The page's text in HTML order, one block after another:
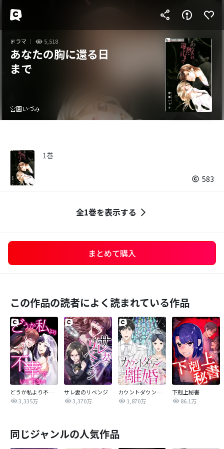
ドラマ 5,518
あなたの胸に還る日
まで
宮園いづみ
1巻
583
全1巻を表示する
まとめて購入
この作品の読者によく読まれている作品
どうか私より不幸でいて下さい
3,335万
サレ妻のリベンジ
3,370万
カウントダウン離婚
1,870万
下剋上秘書
86.1万
同じジャンルの人気作品